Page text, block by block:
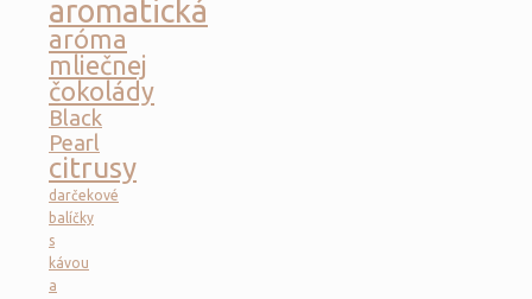
aromatická
aróma
mliečnej
čokolády
Black
Pearl
citrusy
darčekové
balíčky
s
kávou
a